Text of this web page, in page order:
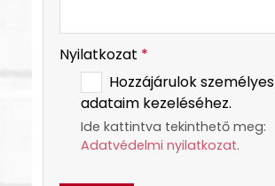
Nyilatkozat *
Hozzájárulok személyes
adataim kezeléséhez.
Ide kattintva tekinthető meg:
Adatvédelmi nyilatkozat.